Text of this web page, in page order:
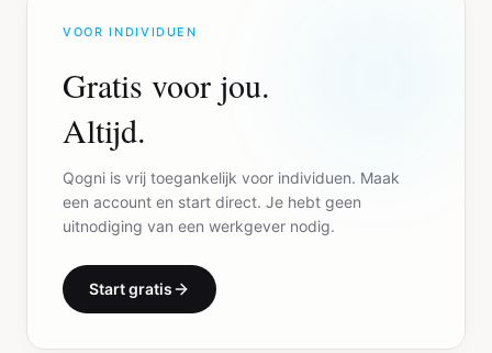
VOOR INDIVIDUEN
Gratis voor jou.
Altijd.
Qogni is vrij toegankelijk voor individuen. Maak
een account en start direct. Je hebt geen
uitnodiging van een werkgever nodig.
Start gratis